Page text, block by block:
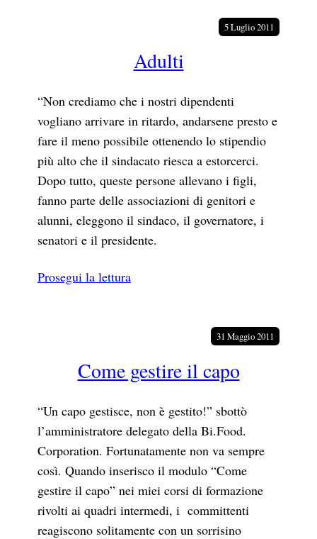
5 Luglio 2011
Adulti
“Non crediamo che i nostri dipendenti
vogliano arrivare in ritardo, andarsene presto e
fare il meno possibile ottenendo lo stipendio
più alto che il sindacato riesca a estorcerci.
Dopo tutto, queste persone allevano i figli,
fanno parte delle associazioni di genitori e
alunni, eleggono il sindaco, il governatore, i
senatori e il presidente.
Prosegui la lettura
31 Maggio 2011
Come gestire il capo
“Un capo gestisce, non è gestito!” sbottò
l’amministratore delegato della Bi.Food.
Corporation. Fortunatamente non va sempre
così. Quando inserisco il modulo “Come
gestire il capo” nei miei corsi di formazione
rivolti ai quadri intermedi, i committenti
reagiscono solitamente con un sorrisino